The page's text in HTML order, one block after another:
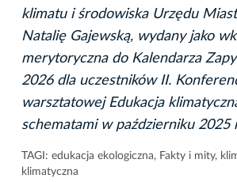
klimatu i środowiska Urzędu
Natalię Gajewską, wydany jako
merytoryczna do Kalendarza
2026 dla uczestników II.
warsztatowej Edukacja
schematami w październiku 2025
TAGI: edukacja ekologiczna, Fakty i mity,
klimatyczna